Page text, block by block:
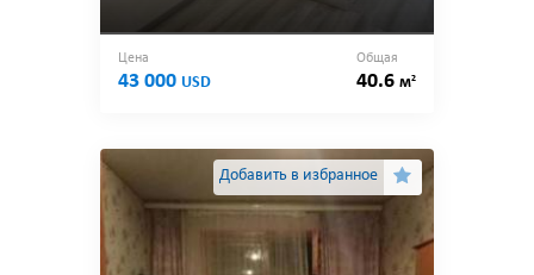
Цена
43 000 USD
Общая
40.6 м2
Добавить в избранное